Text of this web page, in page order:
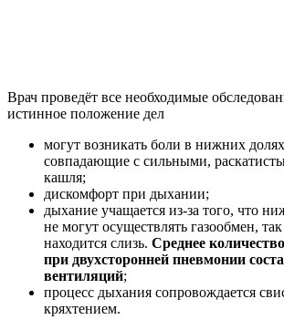
Врач проведёт все необходимые
истинное положение дел
могут возникать боли в нижних
совпадающие с сильными,
кашля;
дискомфорт при дыхании;
дыхание учащается из-за того, что
не могут осуществлять газообмен,
находится слизь. Среднее
при двухсторонней пневмонии
вентиляций;
процесс дыхания сопровождается
кряхтением.